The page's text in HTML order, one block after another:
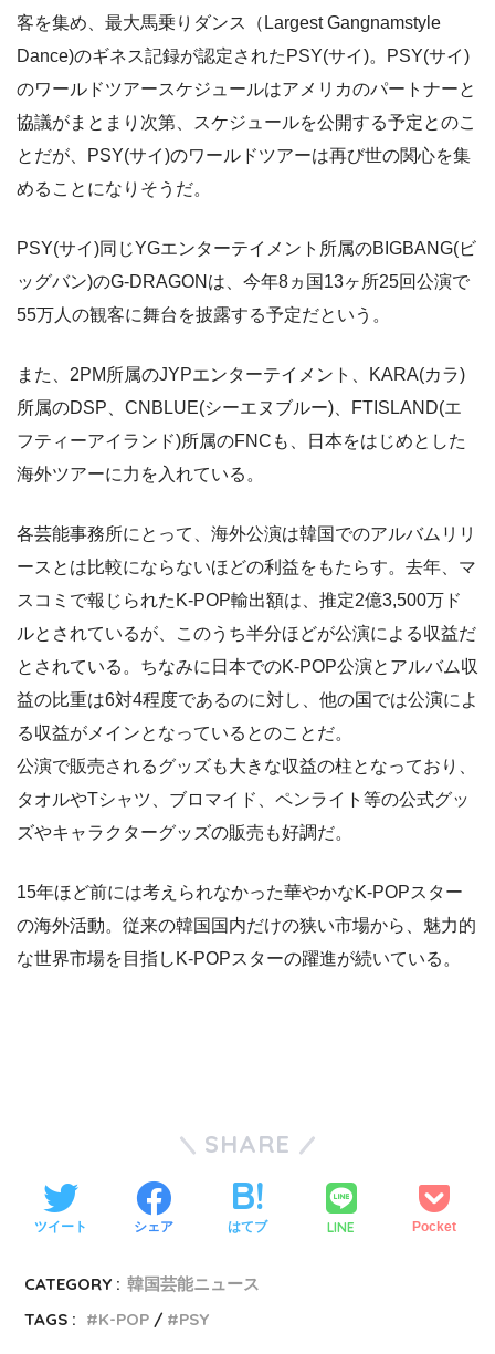
客を集め、最大馬乗りダンス（Largest Gangnamstyle
Dance)のギネス記録が認定されたPSY(サイ)。PSY(サイ)
のワールドツアースケジュールはアメリカのパートナーと
協議がまとまり次第、スケジュールを公開する予定とのこ
とだが、PSY(サイ)のワールドツアーは再び世の関心を集
めることになりそうだ。
PSY(サイ)同じYGエンターテイメント所属のBIGBANG(ビ
ッグバン)のG-DRAGONは、今年8ヵ国13ヶ所25回公演で
55万人の観客に舞台を披露する予定だという。
また、2PM所属のJYPエンターテイメント、KARA(カラ)
所属のDSP、CNBLUE(シーエヌブルー)、FTISLAND(エ
フティーアイランド)所属のFNCも、日本をはじめとした
海外ツアーに力を入れている。
各芸能事務所にとって、海外公演は韓国でのアルバムリリ
ースとは比較にならないほどの利益をもたらす。去年、マ
スコミで報じられたK-POP輸出額は、推定2億3,500万ド
ルとされているが、このうち半分ほどが公演による収益だ
とされている。ちなみに日本でのK-POP公演とアルバム収
益の比重は6対4程度であるのに対し、他の国では公演によ
る収益がメインとなっているとのことだ。
公演で販売されるグッズも大きな収益の柱となっており、
タオルやTシャツ、ブロマイド、ペンライト等の公式グッ
ズやキャラクターグッズの販売も好調だ。
15年ほど前には考えられなかった華やかなK-POPスター
の海外活動。従来の韓国国内だけの狭い市場から、魅力的
な世界市場を目指しK-POPスターの躍進が続いている。
SHARE
ツイート シェア はてブ LINE Pocket
CATEGORY : 韓国芸能ニュース
TAGS :
K-POP PSY